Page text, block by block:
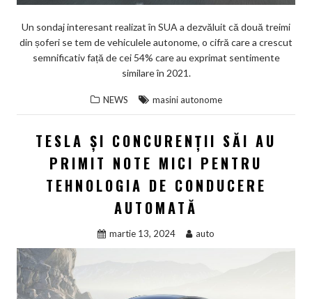
Un sondaj interesant realizat în SUA a dezvăluit că două treimi
din șoferi se tem de vehiculele autonome, o cifră care a crescut
semnificativ față de cei 54% care au exprimat sentimente
similare în 2021.
NEWS masini autonome
TESLA ȘI CONCURENȚII SĂI AU
PRIMIT NOTE MICI PENTRU
TEHNOLOGIA DE CONDUCERE
AUTOMATĂ
martie 13, 2024 auto